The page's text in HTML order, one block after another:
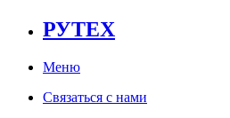
РУТЕХ
Меню
Связаться с нами